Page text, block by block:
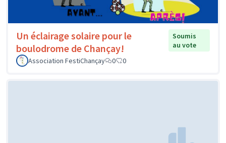
Un éclairage solaire pour le
boulodrome de Chançay!
Soumis
au vote
Association FestiChançay
0 0